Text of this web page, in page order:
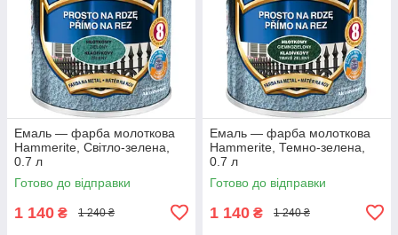
Емаль — фарба молоткова
Hammerite, Світло-зелена,
0.7 л
Готово до відправки
1 140 ₴ 1 240 ₴
Емаль — фарба молоткова
Hammerite, Темно-зелена,
0.7 л
Готово до відправки
1 140 ₴ 1 240 ₴